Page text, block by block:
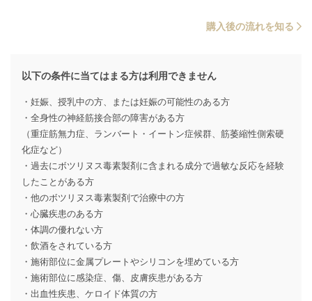
購入後の流れを知る
以下の条件に当てはまる方は利用できません
・妊娠、授乳中の方、または妊娠の可能性のある方
・全身性の神経筋接合部の障害がある方
（重症筋無力症、ランバート・イートン症候群、筋萎縮性側索硬
化症など）
・過去にボツリヌス毒素製剤に含まれる成分で過敏な反応を経験
したことがある方
・他のボツリヌス毒素製剤で治療中の方
・心臓疾患のある方
・体調の優れない方
・飲酒をされている方
・施術部位に金属プレートやシリコンを埋めている方
・施術部位に感染症、傷、皮膚疾患がある方
・出血性疾患、ケロイド体質の方